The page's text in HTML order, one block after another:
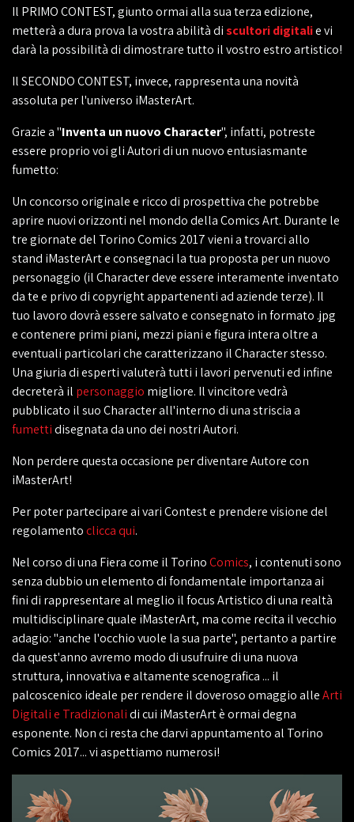
Il PRIMO CONTEST, giunto ormai alla sua terza edizione,
metterà a dura prova la vostra abilità discultori digitalie vi
darà la possibilità di dimostrare tutto il vostro estro artistico!
Il SECONDO CONTEST, invece, rappresenta una novità
assoluta per l'universo iMasterArt.
Grazie a "Inventa un nuovo Character", infatti, potreste
essere proprio voi gli Autori di un nuovo entusiasmante
fumetto:
Un concorso originale e ricco di prospettiva che potrebbe
aprire nuovi orizzonti nel mondo della Comics Art. Durante le
tre giornate del Torino Comics 2017 vieni a trovarci allo
stand iMasterArt e consegnaci la tua proposta per un nuovo
personaggio (il Character deve essere interamente inventato
da te e privo di copyright appartenenti ad aziende terze). Il
tuo lavoro dovrà essere salvato e consegnato in formato .jpg
e contenere primi piani, mezzi piani e figura intera oltre a
eventuali particolari che caratterizzano il Character stesso.
Una giuria di esperti valuterà tutti i lavori pervenuti ed infine
decreterà il personaggio migliore. Il vincitore vedrà
pubblicato il suo Character all'interno di una striscia a
fumettidisegnata da uno dei nostri Autori.
Non perdere questa occasione per diventare Autore con
iMasterArt!
Per poter partecipare ai vari Contest e prendere visione del
regolamentoclicca qui.
Nel corso di una Fiera come il TorinoComics, i contenuti sono
senza dubbio un elemento di fondamentale importanza ai
fini di rappresentare al meglio il focus Artistico di una realtà
multidisciplinare quale iMasterArt, ma come recita il vecchio
adagio: "anche l'occhio vuole la sua parte", pertanto a partire
da quest'anno avremo modo di usufruire di una nuova
struttura, innovativa e altamente scenografica ... il
palcoscenico ideale per rendere il doveroso omaggio alleArti
Digitali e Tradizionalidi cui iMasterArt è ormai degna
esponente. Non ci resta che darvi appuntamento al Torino
Comics 2017... vi aspettiamo numerosi!